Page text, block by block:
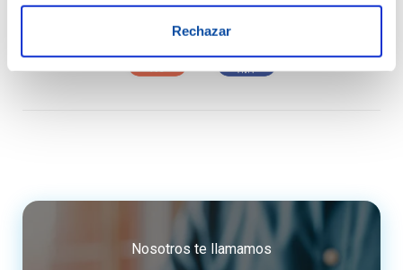
Rechazar
Nosotros te llamamos